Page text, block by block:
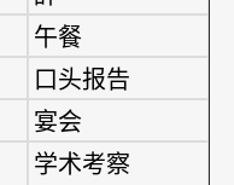
午餐
口头报告
宴会
学术考察